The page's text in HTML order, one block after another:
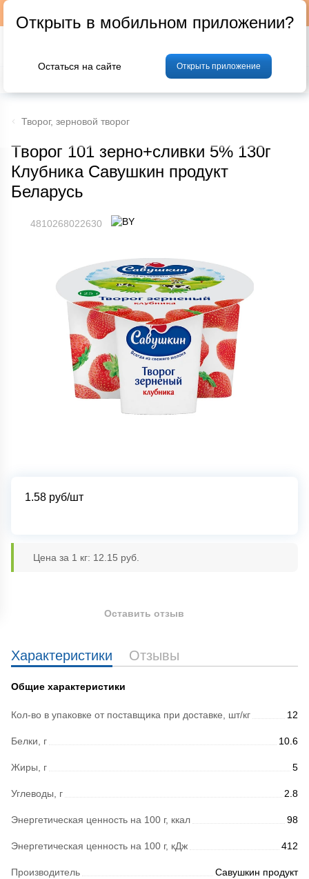
Фрукты и овощи Мясо Птица
Творог, зерновой творог
Творог 101 зерно+сливки 5% 130г
Клубника Савушкин продукт
Беларусь
4810268022630
1.58 руб/шт
Цена за 1 кг: 12.15 руб.
Характеристики Отзывы
Общие характеристики
Кол-во в упаковке от поставщика при доставке, шт/кг 12
Белки, г 10.6
Жиры, г 5
Углеводы, г 2.8
Энергетическая ценность на 100 г, ккал 98
Энергетическая ценность на 100 г, кДж 412
Производитель Савушкин продукт
Оставить отзыв
Открыть в мобильном приложении?
Остаться на сайте Открыть приложение